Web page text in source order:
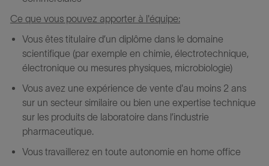
Ce que vous pouvez apporter à l'équipe:
Vous êtes titulaire d’un diplôme dans le domaine
scientifique (par exemple en chimie, électrotechnique,
électronique ou mesures physiques, microbiologie)
Vous avez une expérience de vente d'au moins 2 ans
sur un secteur similaire ou bien une expertise technique
sur les produits de laboratoire dans l’industrie
pharmaceutique.
Vous travaillerez en toute autonomie en home office